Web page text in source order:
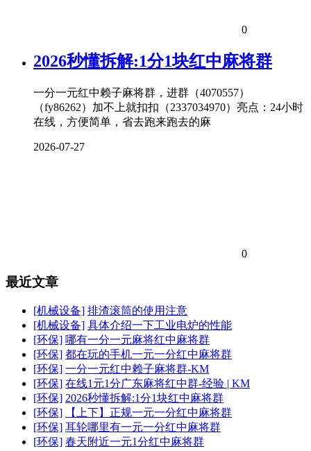
0
2026秒懂拆解:1分1块红中麻将群
一分一元红中赖子麻将群，进群（4070557）
（fy86262）加不上就扣扣（2337034970）亮点：24小时
在线，方便简单，省去跑来跑去的麻
2026-07-27
0
最近文章
[机械设备] 排渣滚筒的使用注意
[机械设备] 具体介绍一下工业电炉的性能
[环保] 哪有一分一元麻将红中麻将群
[环保] 都在玩的手机一元一分红中麻将群
[环保] 一分一元红中赖子麻将群-KM
[环保] 在线1元1分广东麻将红中群-经验 | KM
[环保] 2026秒懂拆解:1分1块红中麻将群
[环保]
【上下】正规一元一分红中麻将群
[环保] 耳轮哪里有一元一分红中麻将群
[环保] 春天附近一元1分红中麻将群